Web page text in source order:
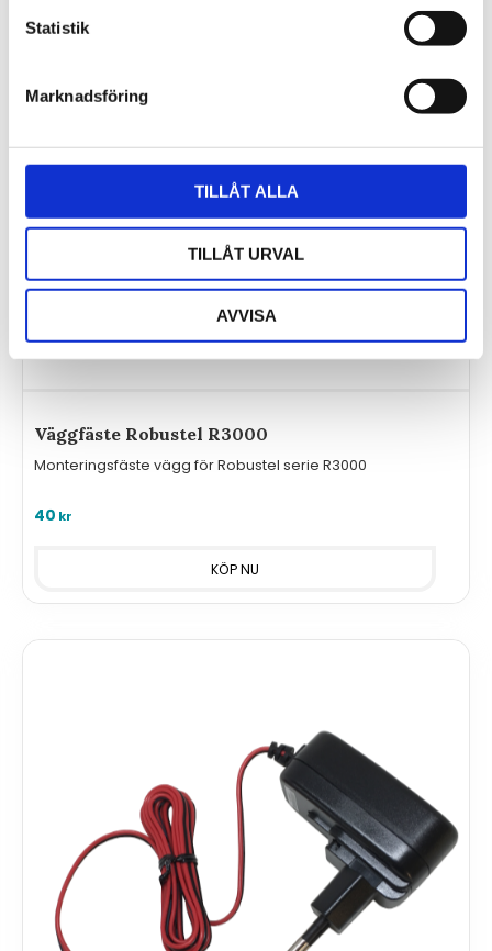
Statistik
Marknadsföring
TILLÅT ALLA
TILLÅT URVAL
AVVISA
Väggfäste Robustel R3000
Monteringsfäste vägg för Robustel serie R3000
40 kr